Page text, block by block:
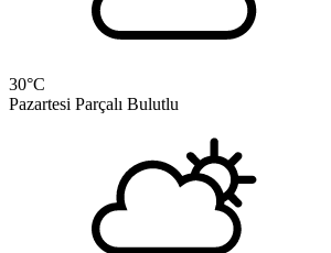
30°C
Pazartesi Parçalı Bulutlu